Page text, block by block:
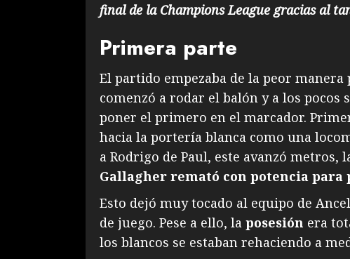
final de la Champions League gracias al
Primera parte
El partido empezaba de la peor manera
comenzó a rodar el balón y a los pocos
poner el primero en el marcador.
hacia la portería blanca como una
a Rodrigo de Paul, este avanzó metros,
Gallagher remató con potencia
Esto dejó muy tocado al equipo de
de juego. Pese a ello, la posesión era
los blancos se estaban rehaciendo a